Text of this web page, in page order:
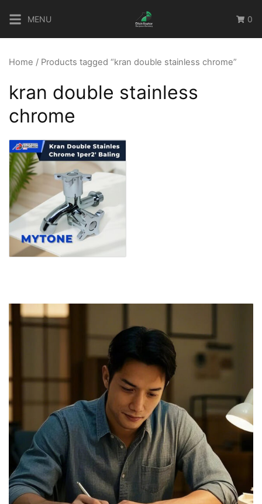
content
MENU 0
Home / Products tagged “kran double stainless chrome”
kran double stainless
chrome